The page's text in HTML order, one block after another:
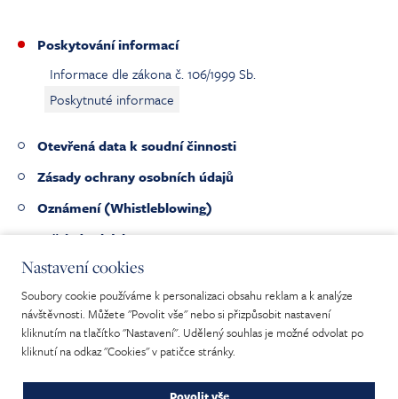
Poskytování informací
Informace dle zákona č. 106/1999 Sb.
Poskytnuté informace
Otevřená data k soudní činnosti
Zásady ochrany osobních údajů
Oznámení (Whistleblowing)
Veřejné zakázky
Pracovní nabídky
Nabídka nepotřebného majetku
Nastavení cookies
Soubory cookie používáme k personalizaci obsahu reklam a k analýze
návštěvnosti. Můžete "Povolit vše" nebo si přizpůsobit nastavení
kliknutím na tlačítko "Nastavení". Udělený souhlas je možné odvolat po
kliknutí na odkaz "Cookies" v patičce stránky.